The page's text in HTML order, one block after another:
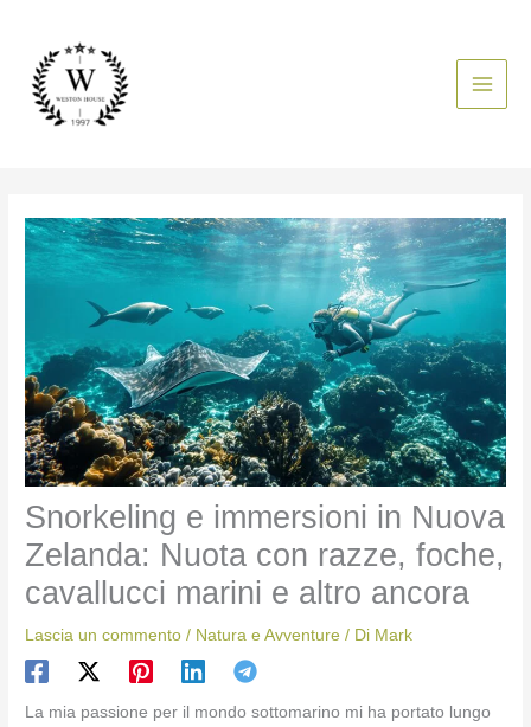
contenuto
Snorkeling e immersioni in Nuova
Zelanda: Nuota con razze, foche,
cavallucci marini e altro ancora
Lascia un commento / Natura e Avventure / Di Mark
La mia passione per il mondo sottomarino mi ha portato lungo